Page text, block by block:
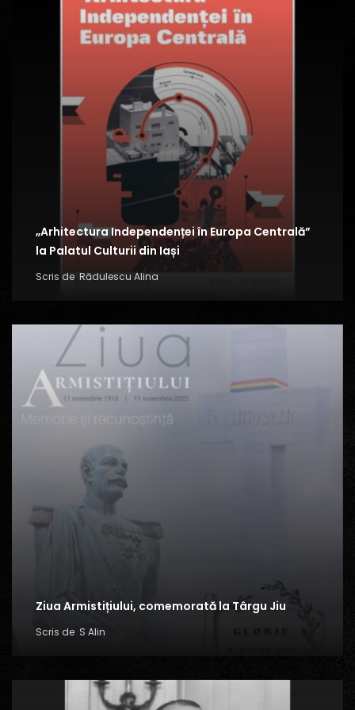
„Arhitectura Independenței în Europa Centrală”
la Palatul Culturii din Iași
Scris de Rădulescu Alina
Ziua Armistițiului, comemorată la Târgu Jiu
Scris de S Alin